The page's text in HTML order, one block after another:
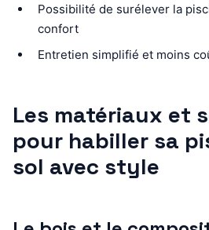
Possibilité de surélever la
confort
Entretien simplifié et moins
Les matériaux et
pour habiller sa
sol avec style